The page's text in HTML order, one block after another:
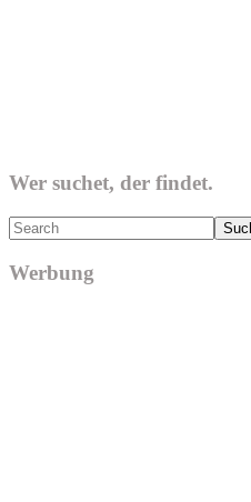
Wer suchet, der findet.
Search
Werbung